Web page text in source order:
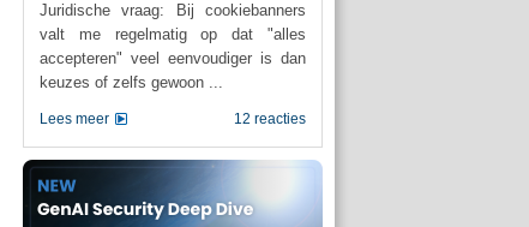
Juridische vraag: Bij cookiebanners
valt me regelmatig op dat "alles
accepteren" veel eenvoudiger is dan
keuzes of zelfs gewoon ...
12 reacties
Lees meer